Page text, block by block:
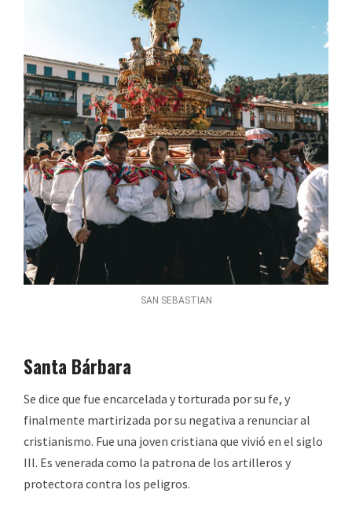
SAN SEBASTIAN
Santa Bárbara
Se dice que fue encarcelada y torturada por su fe, y
finalmente martirizada por su negativa a renunciar al
cristianismo. Fue una joven cristiana que vivió en el siglo
III. Es venerada como la patrona de los artilleros y
protectora contra los peligros.